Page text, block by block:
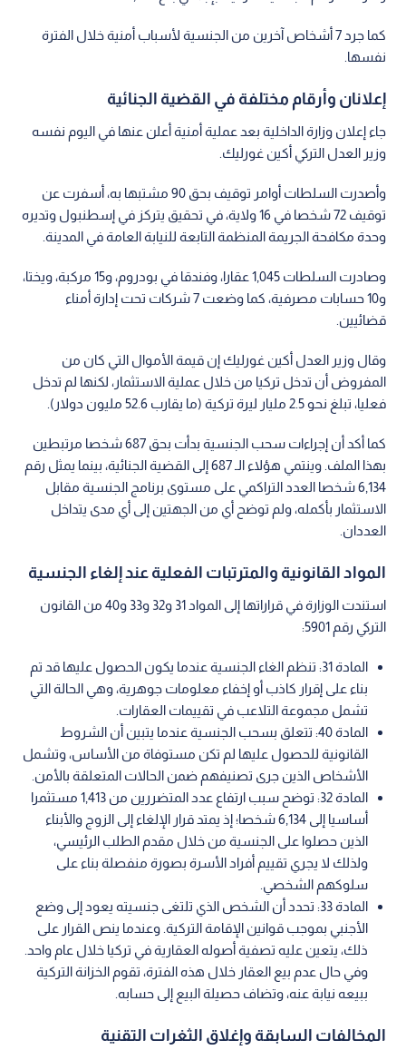
كما جرد 7 أشخاص آخرين من الجنسية لأسباب أمنية خلال الفترة
نفسها.
إعلانان وأرقام مختلفة في القضية الجنائية
جاء إعلان وزارة الداخلية بعد عملية أمنية أعلن عنها في اليوم نفسه
وزير العدل التركي أكين غورليك.
وأصدرت السلطات أوامر توقيف بحق 90 مشتبها به، أسفرت عن
توقيف 72 شخصا في 16 ولاية، في تحقيق يتركز في إسطنبول وتديره
وحدة مكافحة الجريمة المنظمة التابعة للنيابة العامة في المدينة.
وصادرت السلطات 1,045 عقارا، وفندقا في بودروم، و15 مركبة، ويختا،
و10 حسابات مصرفية، كما وضعت 7 شركات تحت إدارة أمناء
قضائيين.
وقال وزير العدل أكين غورليك إن قيمة الأموال التي كان من
المفروض أن تدخل تركيا من خلال عملية الاستثمار، لكنها لم تدخل
فعليا، تبلغ نحو 2.5 مليار ليرة تركية (ما يقارب 52.6 مليون دولار).
كما أكد أن إجراءات سحب الجنسية بدأت بحق 687 شخصا مرتبطين
بهذا الملف. وينتمي هؤلاء الـ 687 إلى القضية الجنائية، بينما يمثل رقم
6,134 شخصا العدد التراكمي على مستوى برنامج الجنسية مقابل
الاستثمار بأكمله، ولم توضح أي من الجهتين إلى أي مدى يتداخل
العددان.
المواد القانونية والمترتبات الفعلية عند إلغاء الجنسية
استندت الوزارة في قراراتها إلى المواد 31 و32 و33 و40 من القانون
التركي رقم 5901:
المادة 31: تنظم الغاء الجنسية عندما يكون الحصول عليها قد تم
بناء على إقرار كاذب أو إخفاء معلومات جوهرية، وهي الحالة التي
تشمل مجموعة التلاعب في تقييمات العقارات.
المادة 40: تتعلق بسحب الجنسية عندما يتبين أن الشروط
القانونية للحصول عليها لم تكن مستوفاة من الأساس، وتشمل
الأشخاص الذين جرى تصنيفهم ضمن الحالات المتعلقة بالأمن.
المادة 32: توضح سبب ارتفاع عدد المتضررين من 1,413 مستثمرا
أساسيا إلى 6,134 شخصا؛ إذ يمتد قرار الإلغاء إلى الزوج والأبناء
الذين حصلوا على الجنسية من خلال مقدم الطلب الرئيسي،
ولذلك لا يجري تقييم أفراد الأسرة بصورة منفصلة بناء على
سلوكهم الشخصي.
المادة 33: تحدد أن الشخص الذي تلتغى جنسيته يعود إلى وضع
الأجنبي بموجب قوانين الإقامة التركية. وعندما ينص القرار على
ذلك، يتعين عليه تصفية أصوله العقارية في تركيا خلال عام واحد.
وفي حال عدم بيع العقار خلال هذه الفترة، تقوم الخزانة التركية
ببيعه نيابة عنه، وتضاف حصيلة البيع إلى حسابه.
المخالفات السابقة وإغلاق الثغرات التقنية